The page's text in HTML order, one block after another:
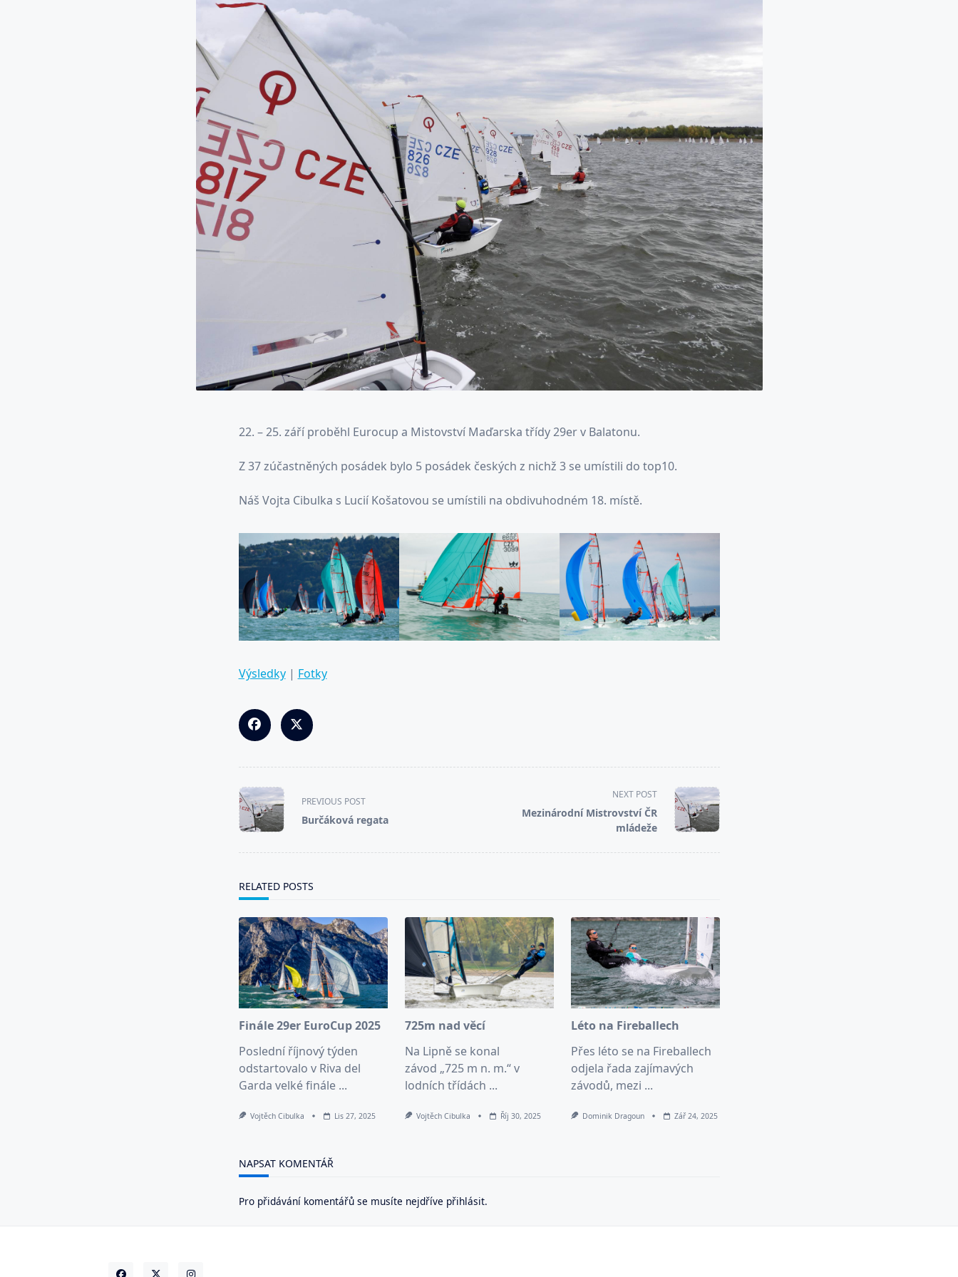
22. – 25. září proběhl Eurocup a Mistovství Maďarska třídy 29er v Balatonu.
Z 37 zúčastněných posádek bylo 5 posádek českých z nichž 3 se umístili do top10.
Náš Vojta Cibulka s Lucií Košatovou se umístili na obdivuhodném 18. místě.
Výsledky| Fotky
<span
class="nav-
subtitle
PREVIOUS POST
Burčáková regata
NEXT POST
Mezinárodní Mistrovství ČR
mládeže
RELATED POSTS
Finále 29er EuroCup 2025
Poslední říjnový týden
odstartovalo v Riva del
Garda velké finále ...
Vojtěch Cibulka Lis 27, 2025
725m nad věcí
Na Lipně se konal
závod „725 m n. m.“ v
lodních třídách ...
Vojtěch Cibulka Říj 30, 2025
Léto na Fireballech
Přes léto se na Fireballech
odjela řada zajímavých
závodů, mezi ...
Dominik Dragoun Zář 24, 2025
NAPSAT KOMENTÁŘ
Pro přidávání komentářů se musíte nejdříve přihlásit.